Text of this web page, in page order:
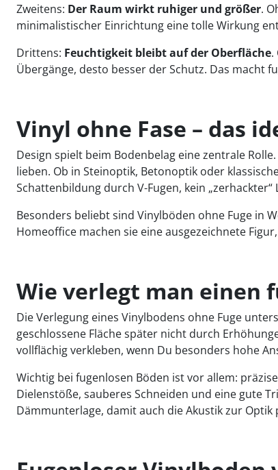
Zweitens: Der Raum wirkt ruhiger und größer.
minimalistischer Einrichtung eine tolle Wirkung
Drittens: Feuchtigkeit bleibt auf der Oberfläche.
Übergänge, desto besser der Schutz. Das macht
Vinyl ohne Fase – das
Design spielt beim Bodenbelag eine zentrale
lieben. Ob in Steinoptik, Betonoptik oder
Schattenbildung durch V-Fugen, kein
Besonders beliebt sind Vinylböden ohne Fuge in
Homeoffice machen sie eine ausgezeichnete
Wie verlegt man einen
Die Verlegung eines Vinylbodens ohne Fuge
geschlossene Fläche später nicht durch
vollflächig verkleben, wenn Du besonders hohe
Wichtig bei fugenlosen Böden ist vor allem:
Dielenstöße, sauberes Schneiden und eine gute
Dämmunterlage, damit auch die Akustik zur Optik